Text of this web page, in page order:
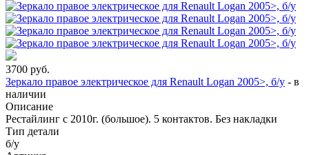
3700 руб.
Зеркало правое электрическое для Renault Logan 2005>, б/у - в
наличии
Описание
Рестайлинг с 2010г. (большое). 5 контактов. Без накладки
Тип детали
б/у